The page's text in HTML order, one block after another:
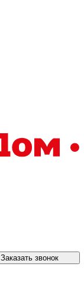
Заказать звонок